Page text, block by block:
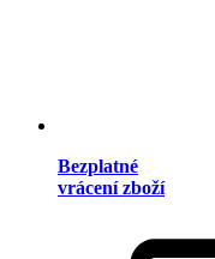
Bezplatné
vrácení zboží